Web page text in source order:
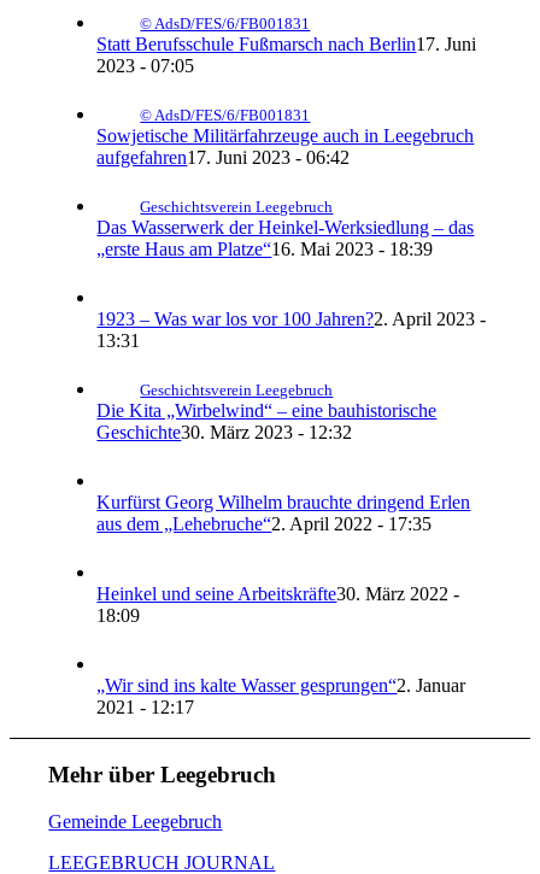
© AdsD/FES/6/FB001831
Statt Berufsschule Fußmarsch nach Berlin17. Juni
2023 - 07:05
© AdsD/FES/6/FB001831
Sowjetische Militärfahrzeuge auch in Leegebruch
aufgefahren17. Juni 2023 - 06:42
Geschichtsverein Leegebruch
Das Wasserwerk der Heinkel-Werksiedlung – das
„erste Haus am Platze“16. Mai 2023 - 18:39
1923 – Was war los vor 100 Jahren?2. April 2023 -
13:31
Geschichtsverein Leegebruch
Die Kita „Wirbelwind“ – eine bauhistorische
Geschichte30. März 2023 - 12:32
Kurfürst Georg Wilhelm brauchte dringend Erlen
aus dem „Lehebruche“2. April 2022 - 17:35
Heinkel und seine Arbeitskräfte30. März 2022 -
18:09
„Wir sind ins kalte Wasser gesprungen“2. Januar
2021 - 12:17
Mehr über Leegebruch
Gemeinde Leegebruch
LEEGEBRUCH JOURNAL